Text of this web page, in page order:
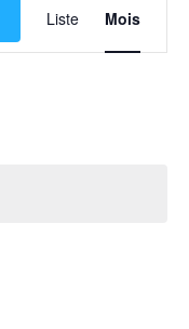
de
vues
Liste Mois